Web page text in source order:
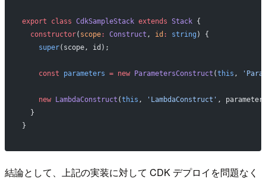
export class CdkSampleStack extends Stack {
  constructor
( scope: Construct , id : string ) {
    super
(scope, id);
    const
parameters = new ParametersConstruct (this ,
    new
LambdaConstruct (this , 'LambdaConstruct' ,
  }
}
結論として、上記の実装に対して CDK デプロイを問題なく